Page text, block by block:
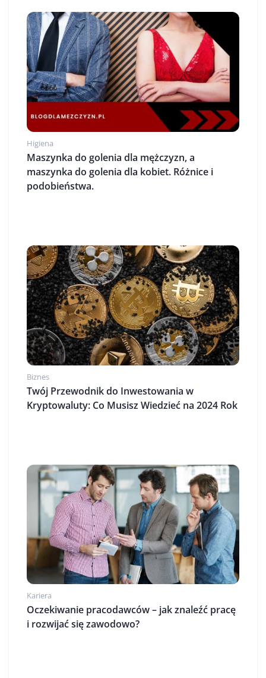
Higiena
Maszynka do golenia dla mężczyzn, a
maszynka do golenia dla kobiet. Różnice i
podobieństwa.
Biznes
Twój Przewodnik do Inwestowania w
Kryptowaluty: Co Musisz Wiedzieć na 2024 Rok
Kariera
Oczekiwanie pracodawców – jak znaleźć pracę
i rozwijać się zawodowo?